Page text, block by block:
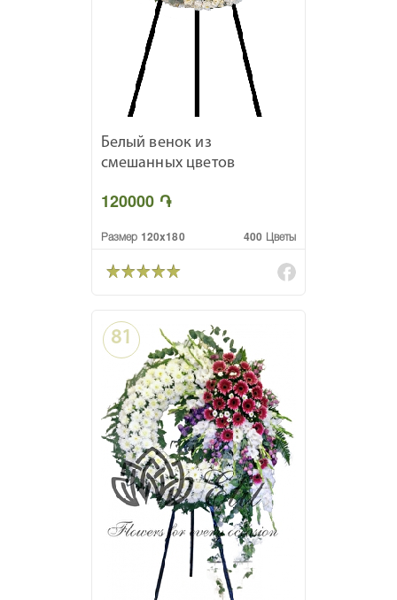
Белый венок из
смешанных цветов
120000 ֏
Размер 120x180 400 Цветы
81